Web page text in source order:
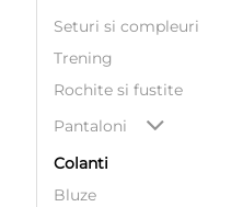
Seturi si compleuri
Trening
Rochite si fustite
Pantaloni
Colanti
Bluze